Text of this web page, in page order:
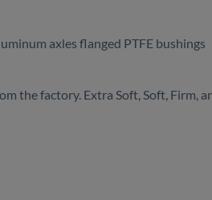
axles flanged PTFE bushings
the factory. Extra Soft, Soft, Firm,